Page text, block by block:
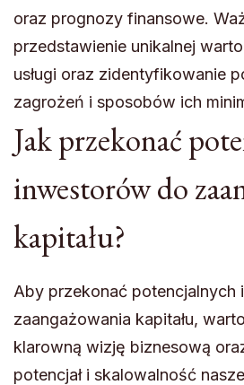
oraz prognozy finansowe.
przedstawienie unikalnej
usługi oraz zidentyfikowanie
zagrożeń i sposobów ich
Jak przekonać
inwestorów do
kapitału?
Aby przekonać potencjalnych
zaangażowania kapitału,
klarowną wizję biznesową
potencjał i skalowalność